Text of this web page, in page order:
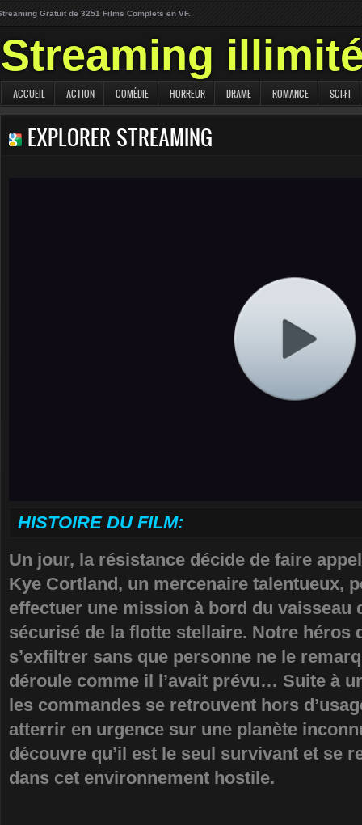
Gratuit de 3251 Films Complets en VF.
Streaming
ACCUEIL ACTION COMÉDIE HORREUR DRAME ROMANCE SCI-FI
EXPLORER STREAMING
HISTOIRE DU FILM:
Un jour, la résistance décide de faire
Kye Cortland, un mercenaire talentueux,
effectuer une mission à bord du vaisseau
sécurisé de la flotte stellaire. Notre héros
s’exfiltrer sans que personne ne le
déroule comme il l’avait prévu… Suite à
les commandes se retrouvent hors
atterrir en urgence sur une planète
découvre qu’il est le seul survivant et se
dans cet environnement hostile.